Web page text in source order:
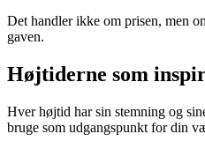
Det handler ikke om prisen, men
gaven.
Højtiderne som
Hver højtid har sin stemning og
bruge som udgangspunkt for din